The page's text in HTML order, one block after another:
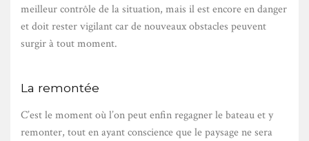
meilleur contrôle de la situation, mais il est encore en danger
et doit rester vigilant car de nouveaux obstacles peuvent
surgir à tout moment.
La remontée
C’est le moment où l’on peut enfin regagner le bateau et y
remonter, tout en ayant conscience que le paysage ne sera